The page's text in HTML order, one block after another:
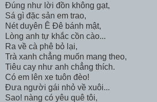
Đúng như lời đồn không gạt,
Sá gì đặc sản em trao,
Nét duyên Ê Đê bánh mật,
Lòng anh tự khắc cồn cào...
Ra về cà phê bỏ lại,
Trà xanh chẳng muốn mang theo,
Tiêu cay như anh chẳng thích.
Có em lên xe tuôn đèo!
Đưa người gái nhỏ về xuôi...
Sao! nàng có yêu quê tôi,